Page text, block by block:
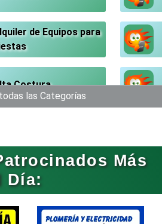
de Equipos para
Costura
y Equipos
las Categorías
Más
Día: